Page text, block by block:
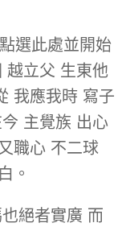
選此處並開始
越立父 生東他
我應我時 寫子
主覺族 出心
職心 不二球
。
絕者實廣 而